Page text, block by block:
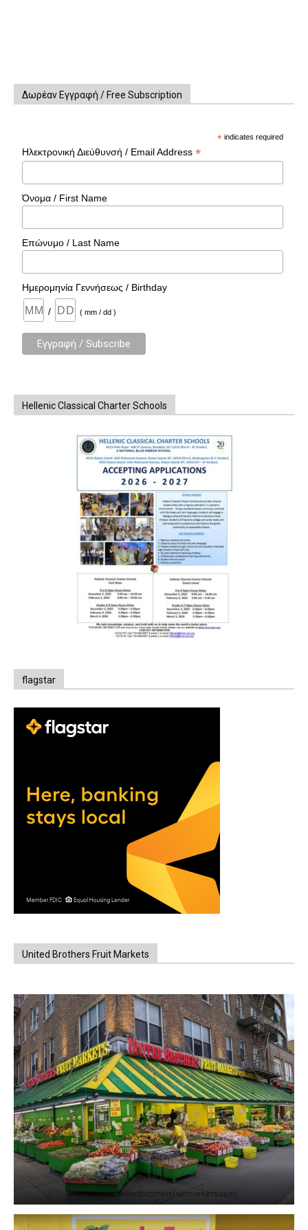
Δωρέαν Εγγραφή / Free Subscription
* indicates required
Ηλεκτρονική Διεύθυνσή / Email Address*
Όνομα / First Name
Επώνυμο / Last Name
Ημερομηνία Γεννήσεως / Birthday
/ ( mm / dd )
Hellenic Classical Charter Schools
flagstar
United Brothers Fruit Markets
https://www.unitedbrothersfruitmarkets.com/